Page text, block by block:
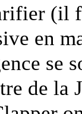
(il
en
se
de la